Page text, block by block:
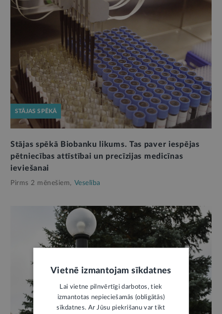
STĀJAS SPĒKĀ
Stājas spēkā Biobanku likums. Tas paver iespējas
pētniecības attīstībai un precīzijas medicīnas
ieviešanai
Pirms 2 mēnešiem, Veselība
Vietnē izmantojam sīkdatnes
Lai vietne pilnvērtīgi darbotos, tiek
izmantotas nepieciešamās (obligātās)
sīkdatnes. Ar Jūsu piekrišanu var tikt